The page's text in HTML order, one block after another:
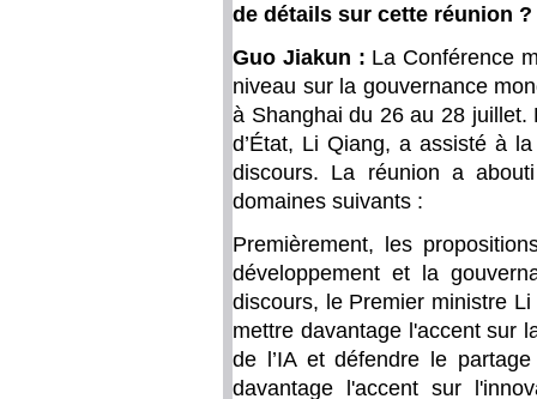
de détails sur cette réunion ?
Guo Jiakun : La Conférence
niveau sur la gouvernance
à Shanghai du 26 au 28
d’État, Li Qiang, a assisté à
discours. La réunion a
domaines suivants :
Premièrement, les
développement et la
discours, le Premier ministre
mettre davantage l'accent sur
de l’IA et défendre le
davantage l'accent sur